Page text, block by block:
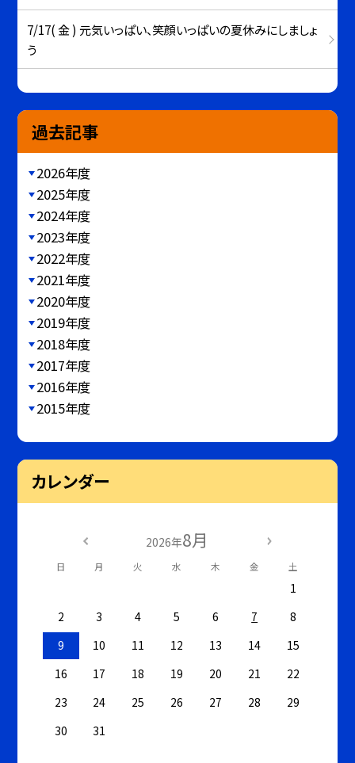
7/17( 金 ) 元気いっぱい、笑顔いっぱいの夏休みにしましょ
う
過去記事
2026年度
2025年度
2024年度
2023年度
2022年度
2021年度
2020年度
2019年度
2018年度
2017年度
2016年度
2015年度
カレンダー
2026年8月
日 月 火 水 木 金 土
1
2
3 4 5 6 7
8
9
10 11 12 13 14
15
16
17 18 19 20 21
22
23
24 25 26 27 28
29
30
31